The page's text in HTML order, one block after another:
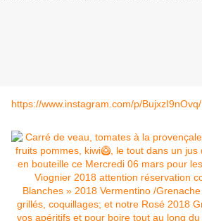
https://www.instagram.com/p/BujxzI9nOvq/